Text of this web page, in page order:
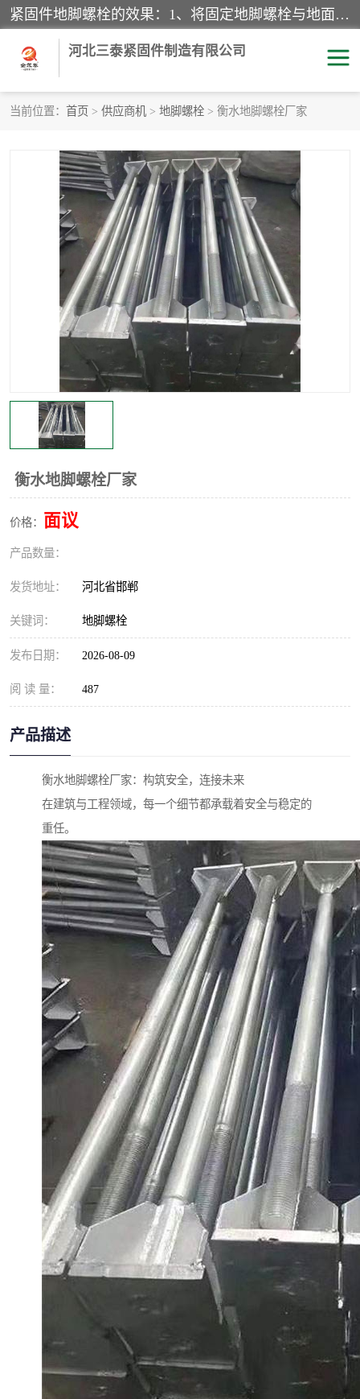
紧固件地脚螺栓的效果：1、将固定地脚螺栓与地面用水泥等物品灌溉在一起，可用来固定较小振荡和冲击的设备。2、活动地脚是一种可拆卸的地脚螺栓，可以固定有激烈振荡和冲击的大型机器设备。3、胀锚地脚螺栓用于固定比较简略且重量轻的设备，辅佐设备长期处于静止状态下。4、粘接地脚螺栓为一种使用广泛且常见的设备，它也是用来固定简略设备的小件。
河北三泰紧固件制造有限公司
当前位置： 首页 > 供应商机 > 地脚螺栓 > 衡水地脚螺栓厂家
衡水地脚螺栓厂家
价格： 面议
产品数量：
发货地址： 河北省邯郸
关键词： 地脚螺栓
发布日期： 2026-08-09
阅 读 量： 487
产品描述
衡水地脚螺栓厂家：构筑安全，连接未来
在建筑与工程领域，每一个细节都承载着安全与稳定的
重任。
拉杆
悬挑梁拉杆
高强度